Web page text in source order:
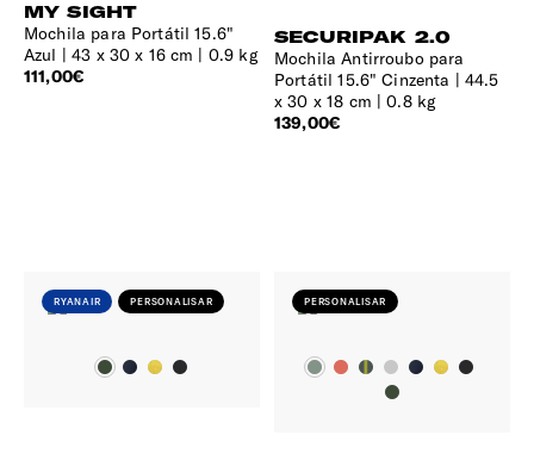
MY SIGHT
Mochila para Portátil 15.6"
Azul
43 x 30 x 16 cm | 0.9 kg
111,00€
SECURIPAK 2.0
Mochila Antirroubo para
Portátil 15.6" Cinzenta
44.5
x 30 x 18 cm | 0.8 kg
139,00€
RYANAIR PERSONALISAR PERSONALISAR